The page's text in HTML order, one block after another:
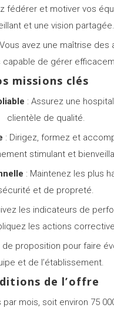
fédérer et motiver vos
et une vision partagée.
avez une maîtrise
de gérer
missions clés
: Assurez une
clientèle de qualité.
: Dirigez, formez et
stimulant et
: Maintenez les plus
et de propreté.
les indicateurs de
les actions
proposition pour faire
et de l’établissement.
de l’offre
mois, soit environ 75